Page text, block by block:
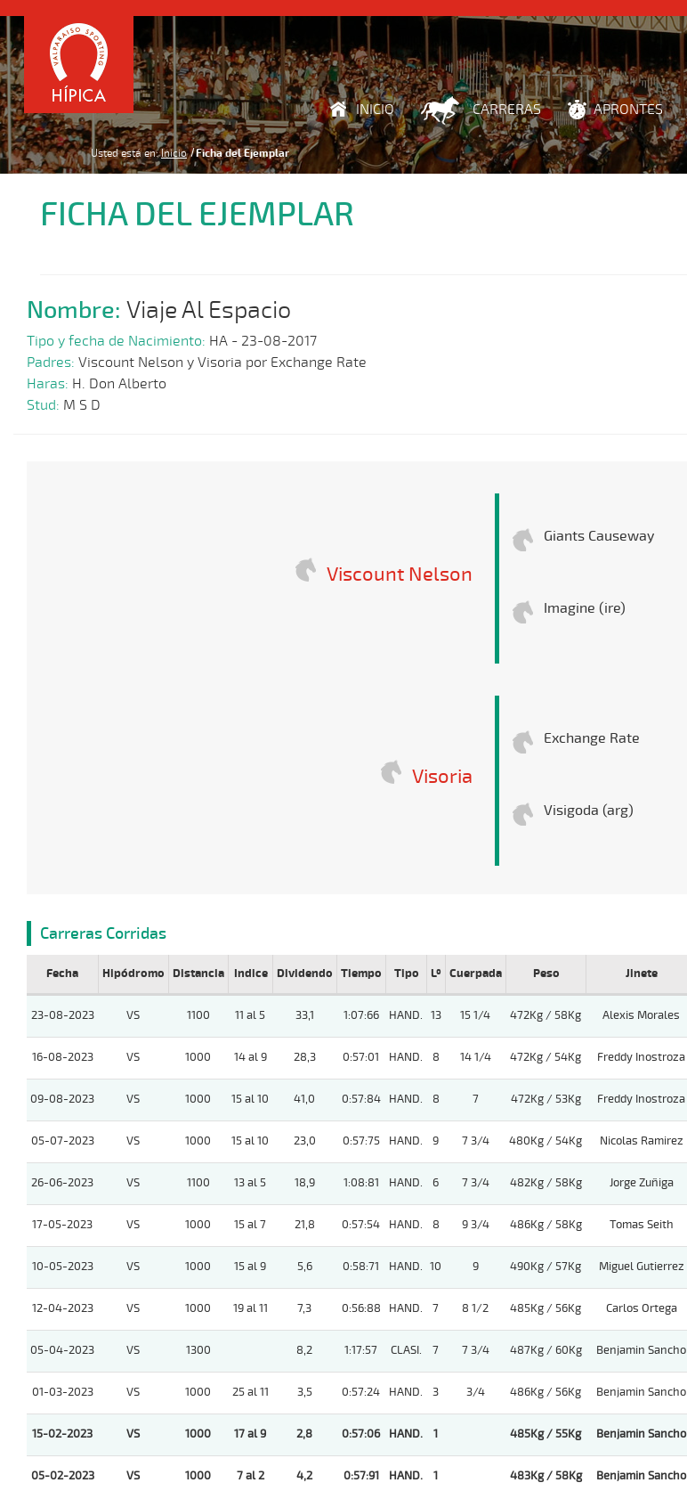
INICIO CARRERAS APRONTES
Usted está en: Inicio Ficha del Ejemplar
FICHA DEL EJEMPLAR
Nombre: Viaje Al Espacio
Tipo y fecha de Nacimiento: HA - 23-08-2017
Padres: Viscount Nelson y Visoria por Exchange Rate
Haras: H. Don Alberto
Stud: M S D
Viscount Nelson
Giants Causeway
Imagine (ire)
Visoria
Exchange Rate
Visigoda (arg)
Carreras Corridas
Fecha Hipódromo Distancia Indice Dividendo Tiempo Tipo Lº Cuerpada Peso Jinete
23-08-2023 VS 1100 11 al 5 33,1 1:07:66 HAND. 13 15 1/4 472Kg / 58Kg Alexis Morales
16-08-2023 VS 1000 14 al 9 28,3 0:57:01 HAND. 8 14 1/4 472Kg / 54Kg Freddy Inostroza
09-08-2023 VS 1000 15 al 10 41,0 0:57:84 HAND. 8 7 472Kg / 53Kg Freddy Inostroza
05-07-2023 VS 1000 15 al 10 23,0 0:57:75 HAND. 9 7 3/4 480Kg / 54Kg Nicolas Ramirez
26-06-2023 VS 1100 13 al 5 18,9 1:08:81 HAND. 6 7 3/4 482Kg / 58Kg Jorge Zuñiga
17-05-2023 VS 1000 15 al 7 21,8 0:57:54 HAND. 8 9 3/4 486Kg / 58Kg Tomas Seith
10-05-2023 VS 1000 15 al 9 5,6 0:58:71 HAND. 10 9 490Kg / 57Kg Miguel Gutierrez
12-04-2023 VS 1000 19 al 11 7,3 0:56:88 HAND. 7 8 1/2 485Kg / 56Kg Carlos Ortega
05-04-2023 VS 1300 8,2 1:17:57 CLASI. 7 7 3/4 487Kg / 60Kg Benjamin Sancho
01-03-2023 VS 1000 25 al 11 3,5 0:57:24 HAND. 3 3/4 486Kg / 56Kg Benjamin Sancho
15-02-2023 VS 1000 17 al 9 2,8 0:57:06 HAND. 1 485Kg / 55Kg Benjamin Sancho
05-02-2023 VS 1000 7 al 2 4,2 0:57:91 HAND. 1 483Kg / 58Kg Benjamin Sancho